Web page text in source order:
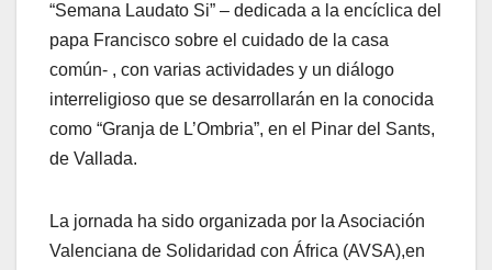
“Semana Laudato Si” – dedicada a la encíclica del
papa Francisco sobre el cuidado de la casa
común- , con varias actividades y un diálogo
interreligioso que se desarrollarán en la conocida
como “Granja de L’Ombria”, en el Pinar del Sants,
de Vallada.
La jornada ha sido organizada por la Asociación
Valenciana de Solidaridad con África (AVSA),en